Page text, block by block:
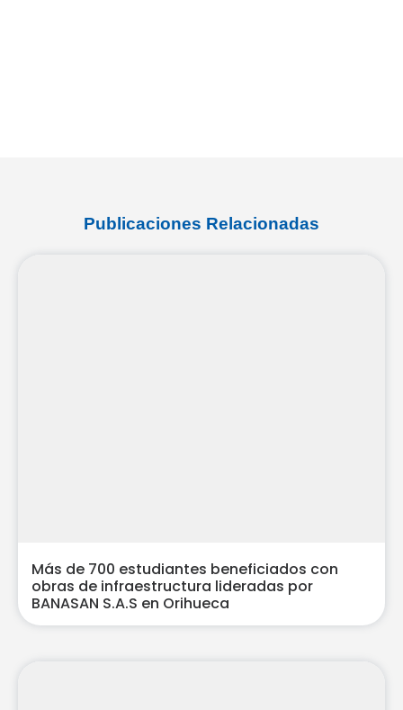
Publicaciones Relacionadas
Más de 700 estudiantes beneficiados con
obras de infraestructura lideradas por
BANASAN S.A.S en Orihueca